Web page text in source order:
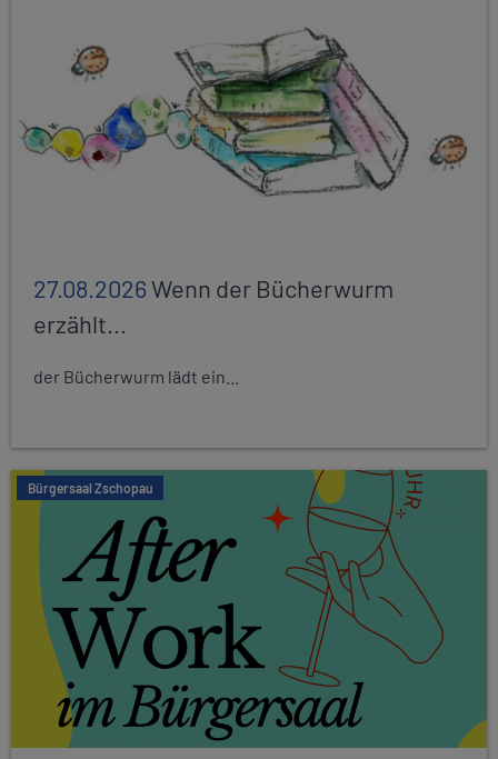
27.08.2026Wenn der Bücherwurm
erzählt...
der Bücherwurm lädt ein...
Bürgersaal Zschopau